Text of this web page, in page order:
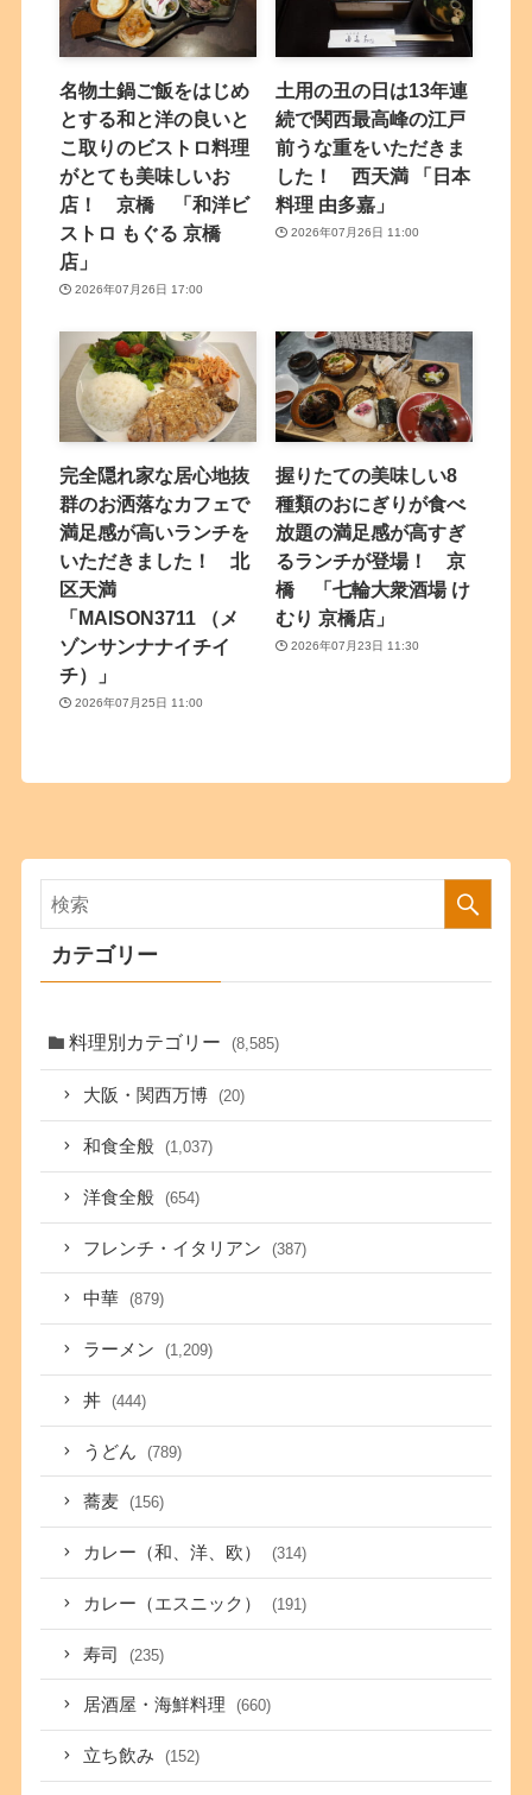
名物土鍋ご飯をはじめ
とする和と洋の良いと
こ取りのビストロ料理
がとても美味しいお
店！ 京橋 「和洋ビ
ストロ もぐる 京橋
店」
2026年07月26日 17:00
土用の丑の日は13年連
続で関西最高峰の江戸
前うな重をいただきま
した！ 西天満 「日本
料理 由多嘉」
2026年07月26日 11:00
完全隠れ家な居心地抜
群のお洒落なカフェで
満足感が高いランチを
いただきました！ 北
区天満
「MAISON3711 （メ
ゾンサンナナイチイ
チ）」
2026年07月25日 11:00
握りたての美味しい8
種類のおにぎりが食べ
放題の満足感が高すぎ
るランチが登場！ 京
橋 「七輪大衆酒場 け
むり 京橋店」
2026年07月23日 11:30
カテゴリー
料理別カテゴリー (8,585)
大阪・関西万博 (20)
和食全般 (1,037)
洋食全般 (654)
フレンチ・イタリアン (387)
中華 (879)
ラーメン (1,209)
丼 (444)
うどん (789)
蕎麦 (156)
カレー（和、洋、欧） (314)
カレー（エスニック） (191)
寿司 (235)
居酒屋・海鮮料理 (660)
立ち飲み (152)